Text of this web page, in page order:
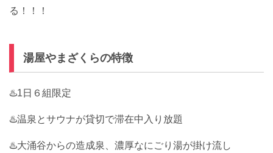
る！！！
湯屋やまざくらの特徴
♨️1日６組限定
♨️温泉とサウナが貸切で滞在中入り放題
♨️大涌谷からの造成泉、濃厚なにごり湯が掛け流し